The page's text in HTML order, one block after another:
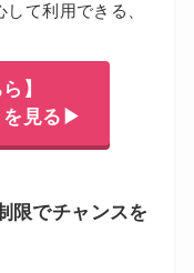
て利用できる、
】
を見る▶
限でチャンスを